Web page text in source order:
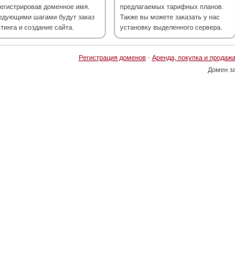
доменное имя.
шагами будут заказ
и создание сайта.
предлагаемых тарифных планов.
Также вы можете заказать у нас
установку выделенного сервера.
Регистрация доменов· Аренда, покупка и
Домен